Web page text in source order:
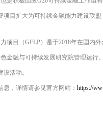
项目扩大为可持续金融能力建设联盟
项目（GFLP ）是于2018年在国内
金融与可持续发展研究院管理运行
活动。
息，详情请参见官方网站： https://